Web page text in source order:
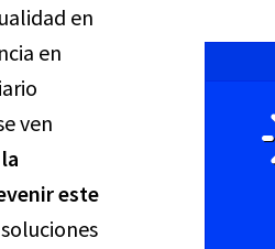
en
en
ven
este